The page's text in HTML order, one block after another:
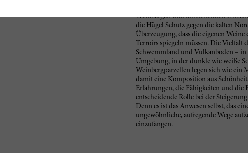
Gebirgsausläufern an der Küste des
Weinbergen und umstehenden
die Hügel Schutz gegen die kalten
Überzeugung, dass die eigenen
Terroirs spiegeln müssen. Die Vielfalt
Schwemmland und Vulkanboden –
Umgebung, in der dunkle wie weiße
Weinbergparzellen legen sich wie ein
damit eine Komposition aus
Erfahrungen, die Fähigkeiten und die
entscheidende Rolle bei der
Denn es ist das Anwesen selbst, das
ungewöhnliche, aufregende Wege
einzufangen.